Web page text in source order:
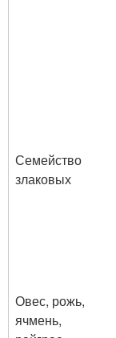
Семейство
злаковых
Овес, рожь,
ячмень,